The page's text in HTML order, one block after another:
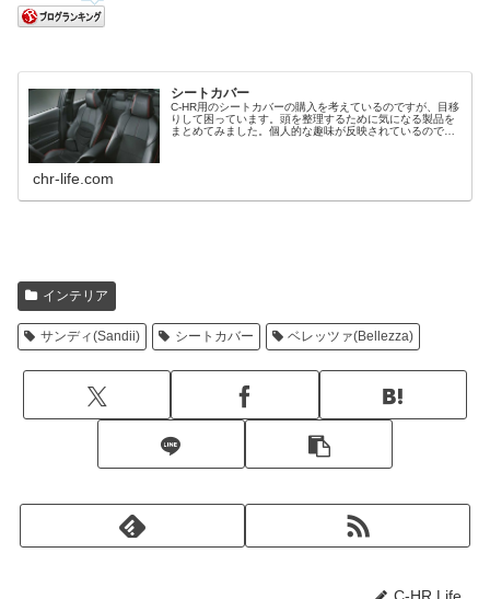
シートカバー
C-HR用のシートカバーの購入を考えているのですが、目移
りして困っています。頭を整理するために気になる製品を
まとめてみました。個人的な趣味が反映されているので予
chr-life.com
インテリア
サンディ(Sandii) シートカバー ベレッツァ(Bellezza)
C-HR Life